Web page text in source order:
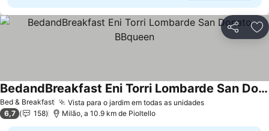
Partilhar
Bed & Breakfast Vista para o jardim em todas as unidadesVer preços
BedandBreakfast Eni Torri Lombarde San Donato BBqueen
Ver preços
6,7 158 Milão, a 10.9 km de Pioltello